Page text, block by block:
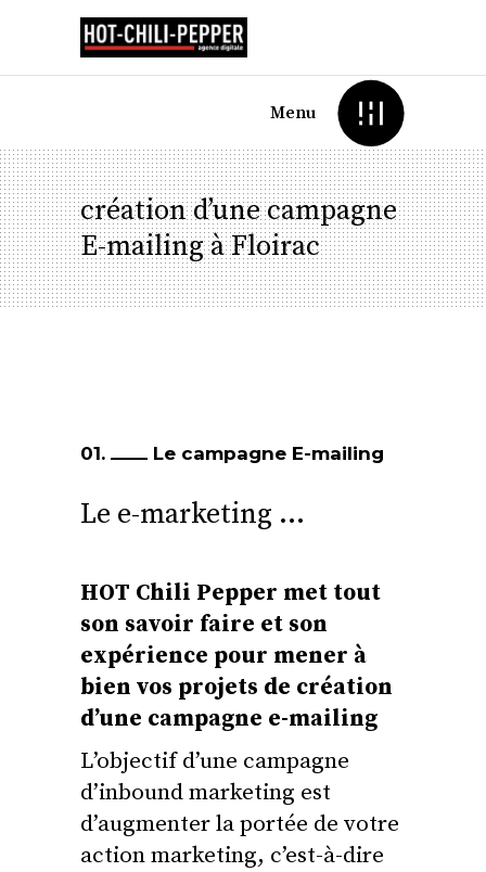
Menu
création d’une campagne
E-mailing à Floirac
01. Le campagne E-mailing
Le e-marketing …
HOT Chili Pepper met tout
son savoir faire et son
expérience pour mener à
bien vos projets de création
d’une campagne e-mailing
L’objectif d’une campagne
d’inbound marketing est
d’augmenter la portée de votre
action marketing, c’est-à-dire